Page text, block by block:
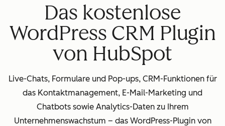
Das kostenlose
WordPress CRM Plugin
von HubSpot
Live-Chats, Formulare und Pop-ups, CRM-Funktionen für
das Kontaktmanagement, E-Mail-Marketing und
Chatbots sowie Analytics-Daten zu Ihrem
Unternehmenswachstum – das WordPress-Plugin von